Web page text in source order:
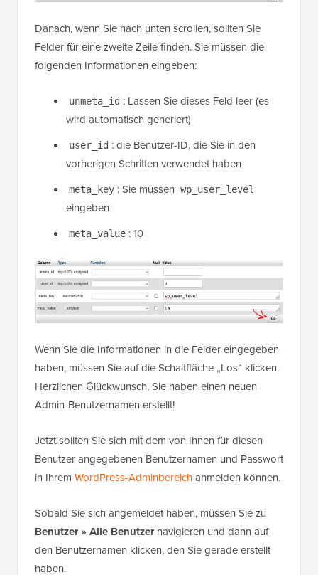
Danach, wenn Sie nach unten scrollen, sollten Sie
Felder für eine zweite Zeile finden. Sie müssen die
folgenden Informationen eingeben:
unmeta_id : Lassen Sie dieses Feld leer (es
wird automatisch generiert)
user_id : die Benutzer-ID, die Sie in den
vorherigen Schritten verwendet haben
meta_key : Sie müssen wp_user_level
eingeben
meta_value : 10
Wenn Sie die Informationen in die Felder eingegeben
haben, müssen Sie auf die Schaltfläche „Los“ klicken.
Herzlichen Glückwunsch, Sie haben einen neuen
Admin-Benutzernamen erstellt!
Jetzt sollten Sie sich mit dem von Ihnen für diesen
Benutzer angegebenen Benutzernamen und Passwort
in Ihrem WordPress-Adminbereichanmelden können.
Sobald Sie sich angemeldet haben, müssen Sie zu
Benutzer » Alle Benutzernavigieren und dann auf
den Benutzernamen klicken, den Sie gerade erstellt
haben.